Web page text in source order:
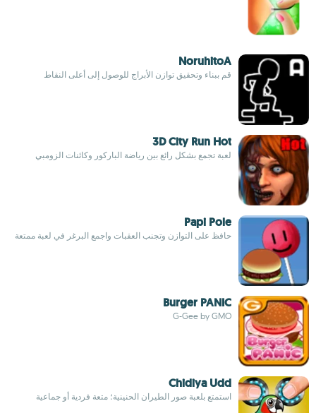
NoruhitoA
قم ببناء وتحقيق توازن الأبراج للوصول إلى أعلى النقاط
3D City Run Hot
لعبة تجمع بشكل رائع بين رياضة الباركور وكائنات الزومبي
Papi Pole
حافظ على التوازن وتجنب العقبات واجمع البرغر في لعبة ممتعة
Burger PANIC
G-Gee by GMO
Chidiya Udd
استمتع بلعبة صور الطيران الحنينية؛ متعة فردية أو جماعية